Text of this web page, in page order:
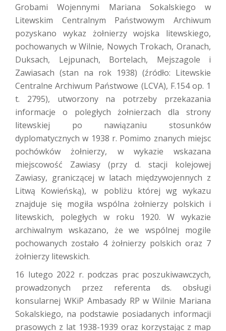
Grobami Wojennymi Mariana Sokalskiego w
Litewskim Centralnym Państwowym Archiwum
pozyskano wykaz żołnierzy wojska litewskiego,
pochowanych w Wilnie, Nowych Trokach, Oranach,
Duksach, Lejpunach, Bortelach, Mejszagole i
Zawiasach (stan na rok 1938) (źródło: Litewskie
Centralne Archiwum Państwowe (LCVA), F.154 op. 1
t. 2795), utworzony na potrzeby przekazania
informacje o poległych żołnierzach dla strony
litewskiej po nawiązaniu stosunków
dyplomatycznych w 1938 r. Pomimo znanych miejsc
pochówków żołnierzy, w wykazie wskazana
miejscowość Zawiasy (przy d. stacji kolejowej
Zawiasy, graniczącej w latach międzywojennych z
Litwą Kowieńską), w pobliżu której wg wykazu
znajduje się mogiła wspólna żołnierzy polskich i
litewskich, poległych w roku 1920. W wykazie
archiwalnym wskazano, że we wspólnej mogile
pochowanych zostało 4 żołnierzy polskich oraz 7
żołnierzy litewskich.
16 lutego 2022 r. podczas prac poszukiwawczych,
prowadzonych przez referenta ds. obsługi
konsularnej WKiP Ambasady RP w Wilnie Mariana
Sokalskiego, na podstawie posiadanych informacji
prasowych z lat 1938-1939 oraz korzystając z map